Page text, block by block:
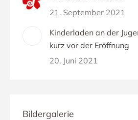
21. September 2021
Kinderladen an der
kurz vor der Eröffnung
20. Juni 2021
Bildergalerie